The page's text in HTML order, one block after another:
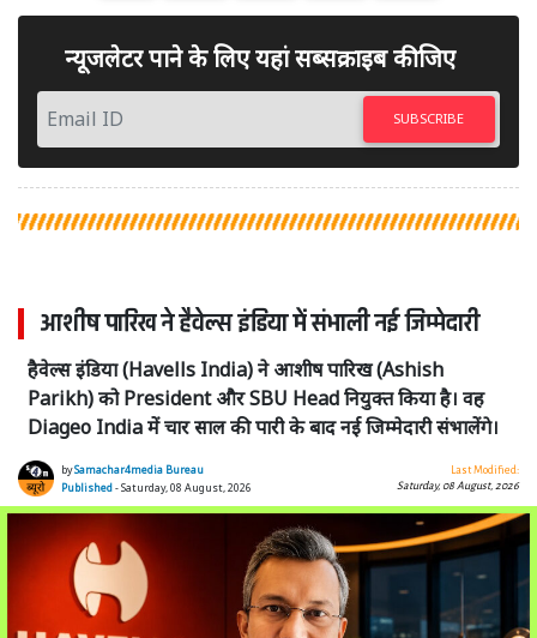
न्यूजलेटर पाने के लिए यहां सब्सक्राइब कीजिए
SUBSCRIBE
आशीष पारिख ने हैवेल्स इंडिया में संभाली नई जिम्मेदारी
हैवेल्स इंडिया (Havells India) ने आशीष पारिख (Ashish
Parikh) को President और SBU Head नियुक्त किया है। वह
Diageo India में चार साल की पारी के बाद नई जिम्मेदारी संभालेंगे।
bySamachar4media Bureau
Published- Saturday, 08 August, 2026
Last Modified:
Saturday, 08 August, 2026